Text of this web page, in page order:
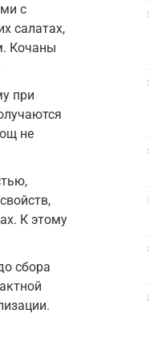
с
салатах,
Кочаны
при
не
К этому
сбора